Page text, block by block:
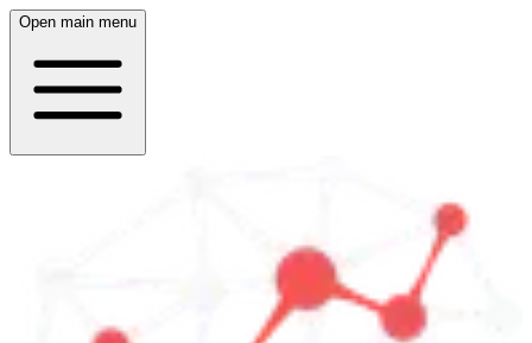
Open main menu